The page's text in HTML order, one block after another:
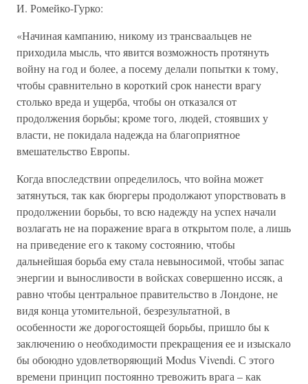
И. Ромейко-Гурко:
«Начиная кампанию, никому из трансваальцев не
приходила мысль, что явится возможность протянуть
войну на год и более, а посему делали попытки к тому,
чтобы сравнительно в короткий срок нанести врагу
столько вреда и ущерба, чтобы он отказался от
продолжения борьбы; кроме того, людей, стоявших у
власти, не покидала надежда на благоприятное
вмешательство Европы.
Когда впоследствии определилось, что война может
затянуться, так как бюргеры продолжают упорствовать в
продолжении борьбы, то всю надежду на успех начали
возлагать не на поражение врага в открытом поле, а лишь
на приведение его к такому состоянию, чтобы
дальнейшая борьба ему стала невыносимой, чтобы запас
энергии и выносливости в войсках совершенно иссяк, а
равно чтобы центральное правительство в Лондоне, не
видя конца утомительной, безрезультатной, в
особенности же дорогостоящей борьбы, пришло бы к
заключению о необходимости прекращения ее и изыскало
бы обоюдно удовлетворяющий Modus Vivendi. С этого
времени принцип постоянно тревожить врага – как